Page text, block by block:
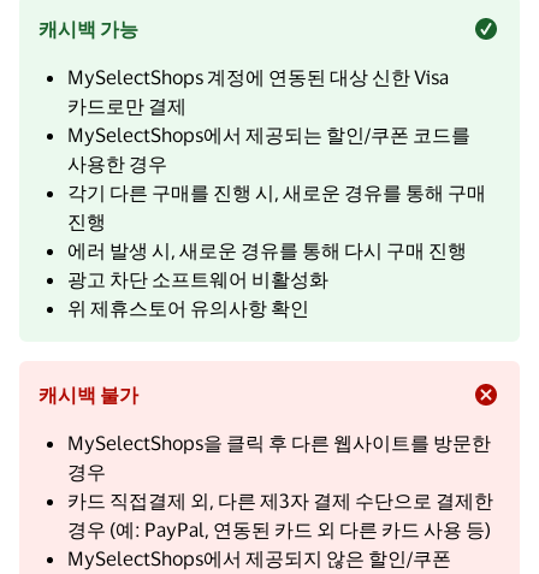
캐시백 가능
MySelectShops 계정에 연동된 대상 신한 Visa
카드로만 결제
MySelectShops에서 제공되는 할인/쿠폰 코드를
사용한 경우
각기 다른 구매를 진행 시, 새로운 경유를 통해 구매
진행
에러 발생 시, 새로운 경유를 통해 다시 구매 진행
광고 차단 소프트웨어 비활성화
위 제휴스토어 유의사항 확인
캐시백 불가
MySelectShops을 클릭 후 다른 웹사이트를 방문한
경우
카드 직접결제 외, 다른 제3자 결제 수단으로 결제한
경우 (예: PayPal, 연동된 카드 외 다른 카드 사용 등)
MySelectShops에서 제공되지 않은 할인/쿠폰